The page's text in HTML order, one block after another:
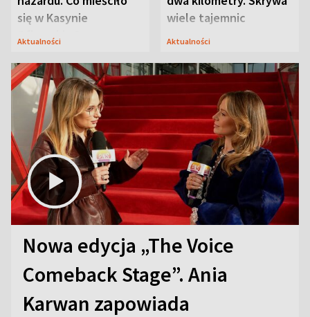
się w Kasynie
Oficerskim?
Aktualności
wiele tajemnic
Aktualności
Nowa edycja „The Voice
Comeback Stage”. Ania
Karwan zapowiada